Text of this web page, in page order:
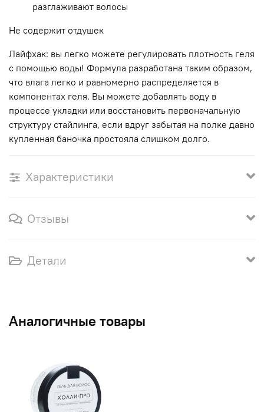
разглаживают волосы
Не содержит отдушек
Лайфхак: вы легко можете регулировать плотность геля
с помощью воды! Формула разработана таким образом,
что влага легко и равномерно распределяется в
компонентах геля. Вы можете добавлять воду в
процессе укладки или восстановить первоначальную
структуру стайлинга, если вдруг забытая на полке давно
купленная баночка простояла слишком долго.
Характеристики
Отзывы
Детали
Аналогичные товары